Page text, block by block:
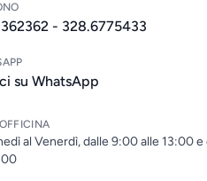
- 328.6775433
su WhatsApp
al Venerdì, dalle 9:00 alle 13:00